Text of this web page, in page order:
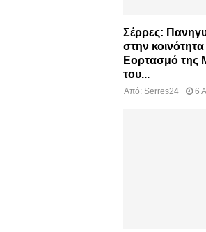
Σέρρες:
στην
Εορτασμό της
του...
Από: Serres24 6